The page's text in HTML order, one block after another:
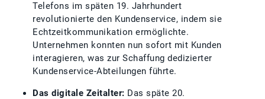
Telefons im späten 19. Jahrhundert
revolutionierte den Kundenservice, indem sie
Echtzeitkommunikation ermöglichte.
Unternehmen konnten nun sofort mit Kunden
interagieren, was zur Schaffung dedizierter
Kundenservice-Abteilungen führte.
Das digitale Zeitalter: Das späte 20.